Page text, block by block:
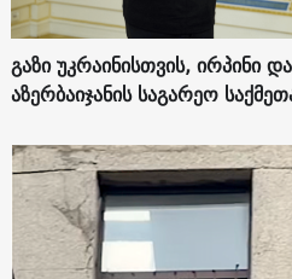
გაზი უკრაინისთვის, ირპინი
აზერბაიჯანის საგარეო